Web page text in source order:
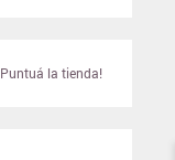
Puntuá la tienda!